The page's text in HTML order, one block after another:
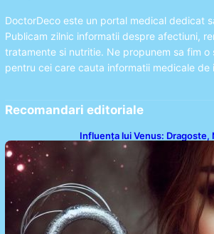
DoctorDeco este un portal medical dedicat
Publicam zilnic informatii despre afectiuni,
tratamente si nutritie. Ne propunem sa fim o
pentru cei care cauta informatii medicale de
Recomandari editoriale
Influența lui Venus:
pentru Tauri și Balanțe în